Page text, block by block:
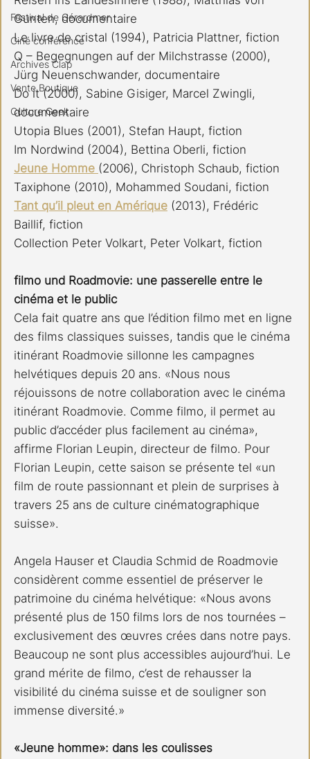
Festival de Gérardmer
Ciné conférence
Archives Clap
Vente Boutique
Culture Geek
Gunten, documentaire
Le livre de cristal (1994), Patricia Plattner, fiction
Q – Begegnungen auf der Milchstrasse (2000),
Jürg Neuenschwander, documentaire
Do it (2000), Sabine Gisiger, Marcel Zwingli,
documentaire
Utopia Blues (2001), Stefan Haupt, fiction
Im Nordwind (2004), Bettina Oberli, fiction
Jeune Homme (2006), Christoph Schaub, fiction
Taxiphone (2010), Mohammed Soudani, fiction
Tant qu’il pleut en Amérique (2013), Frédéric
Baillif, fiction
Collection Peter Volkart, Peter Volkart, fiction
filmo und Roadmovie: une passerelle entre le
cinéma et le public
Cela fait quatre ans que l’édition filmo met en ligne
des films classiques suisses, tandis que le cinéma
itinérant Roadmovie sillonne les campagnes
helvétiques depuis 20 ans. «Nous nous
réjouissons de notre collaboration avec le cinéma
itinérant Roadmovie. Comme filmo, il permet au
public d’accéder plus facilement au cinéma»,
affirme Florian Leupin, directeur de filmo. Pour
Florian Leupin, cette saison se présente tel «un
film de route passionnant et plein de surprises à
travers 25 ans de culture cinématographique
suisse».
Angela Hauser et Claudia Schmid de Roadmovie
considèrent comme essentiel de préserver le
patrimoine du cinéma helvétique: «Nous avons
présenté plus de 150 films lors de nos tournées –
exclusivement des œuvres crées dans notre pays.
Beaucoup ne sont plus accessibles aujourd’hui. Le
grand mérite de filmo, c’est de rehausser la
visibilité du cinéma suisse et de souligner son
immense diversité.»
«Jeune homme»: dans les coulisses